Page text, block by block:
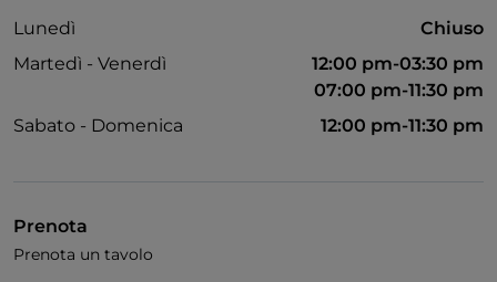
Lunedì
Chiuso
Martedì - Venerdì
12:00 pm-03:30 pm
07:00 pm-11:30 pm
Sabato - Domenica
12:00 pm-11:30 pm
Prenota
Prenota un tavolo